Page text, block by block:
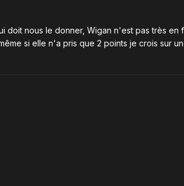
doit nous le donner, Wigan n'est pas très en
si elle n'a pris que 2 points je crois sur